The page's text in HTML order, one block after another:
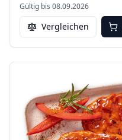
Gültig bis 08.09.2026
Vergleichen